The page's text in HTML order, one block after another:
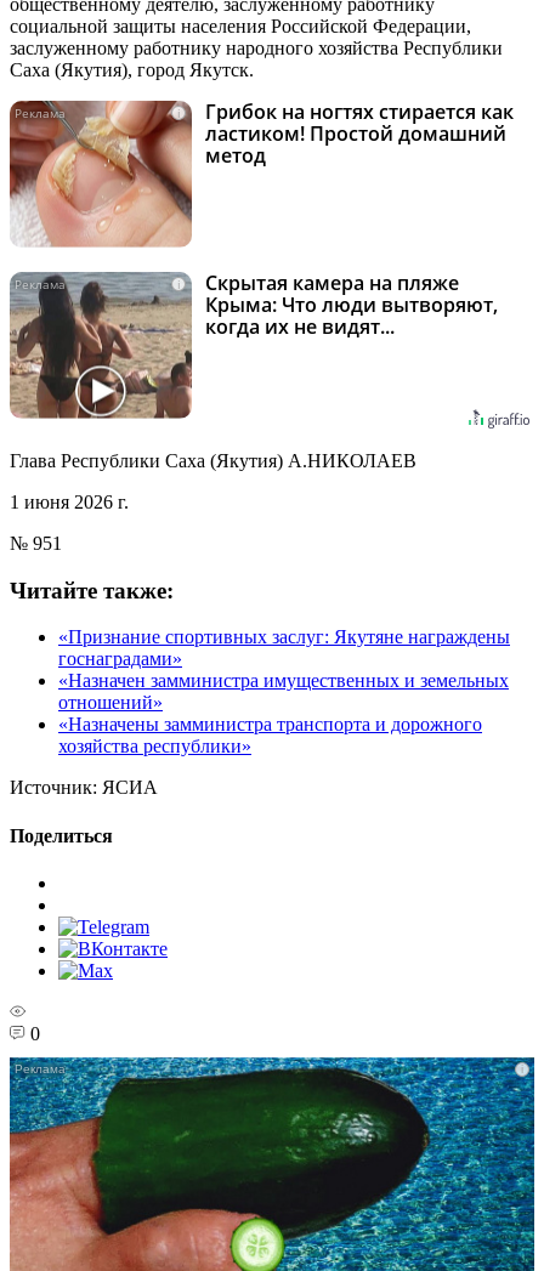
социальной защиты населения Российской Федерации,
заслуженному работнику народного хозяйства Республики
Саха (Якутия), город Якутск.
i
Грибок на ногтях стирается как
ластиком! Простой домашний
метод
i
Скрытая камера на пляже
Крыма: Что люди вытворяют,
когда их не видят...
Глава Республики Саха (Якутия) А.НИКОЛАЕВ
1 июня 2026 г.
№ 951
Читайте также:
«Признание спортивных заслуг: Якутяне награждены
госнаградами»
«Назначен замминистра имущественных и земельных
отношений»
«Назначены замминистра транспорта и дорожного
хозяйства республики»
Источник: ЯСИА
Поделиться
0
i